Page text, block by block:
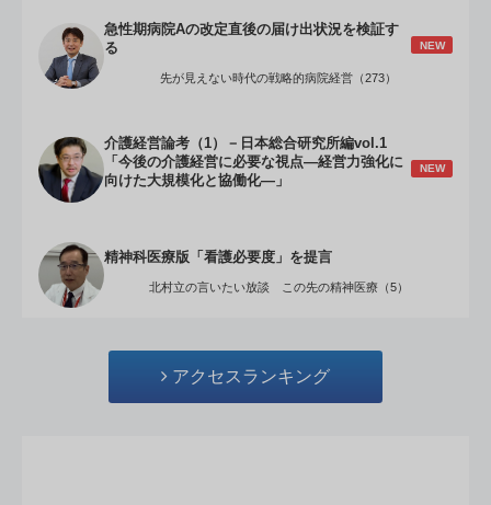
急性期病院Aの改定直後の届け出状況を検証す
る
NEW
先が見えない時代の戦略的病院経営（273）
介護経営論考（1）－日本総合研究所編vol.1
「今後の介護経営に必要な視点―経営力強化に
向けた大規模化と協働化―」
NEW
精神科医療版「看護必要度」を提言
北村立の言いたい放談 この先の精神医療（5）
アクセスランキング